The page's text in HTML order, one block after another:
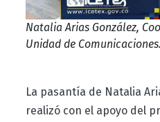
Natalia Arias González,
Unidad de Comunicaciones.
La pasantía de Natalia
realizó con el apoyo del